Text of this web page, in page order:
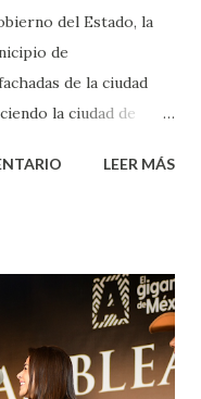
del Estado, la
de
de la ciudad
la ciudad de
programa
Leo Montañez
cerca de 90 mil
inicio en la calle
22 de Octubre, con
LEER MÁS